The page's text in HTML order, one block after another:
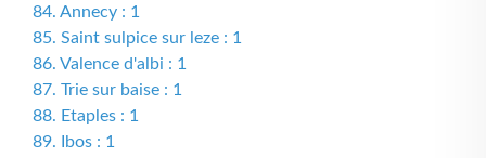
84. Annecy : 1
85. Saint sulpice sur leze : 1
86. Valence d'albi : 1
87. Trie sur baise : 1
88. Etaples : 1
89. Ibos : 1